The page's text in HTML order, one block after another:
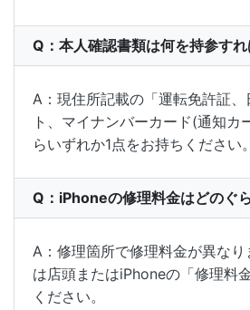
Q：本人確認書類は何を持参す
A：現住所記載の「運転免許証
ト、マイナンバーカード(通知カ
らいずれか1点をお持ちください。
Q：iPhoneの修理料金はどのぐ
A：修理箇所で修理料金が異なり
は店頭またはiPhoneの「修理料
ください。